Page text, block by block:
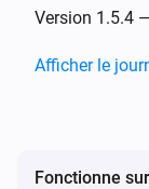
Moodo
Définir
Version 1.5.4
Afficher le
Fonctionne sur